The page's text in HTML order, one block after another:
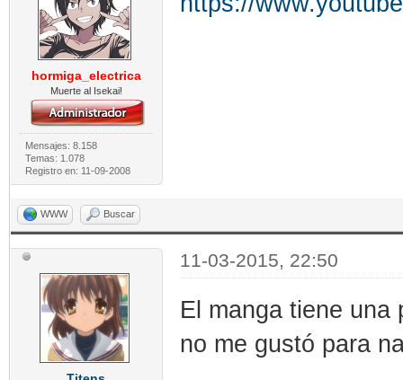
hormiga_electrica
Muerte al Isekai!
Mensajes: 8.158
Temas: 1.078
Registro en: 11-09-2008
WWW Buscar
11-03-2015, 22:50
El manga tiene una
no me gustó para